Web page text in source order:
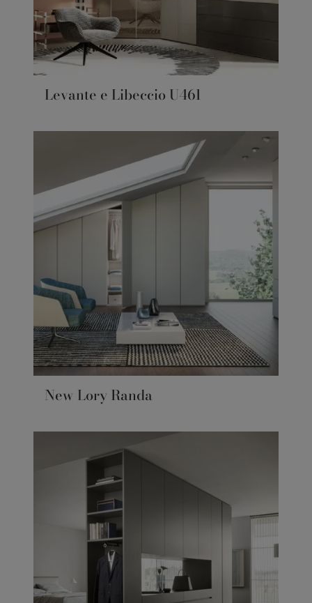
Levante e Libeccio U461
New Lory Randa